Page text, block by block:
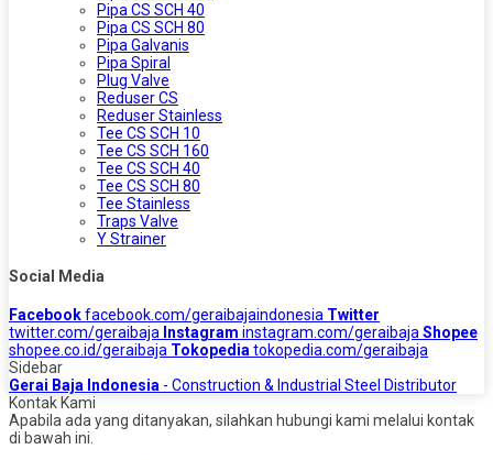
Pipa CS SCH 40
Pipa CS SCH 80
Pipa Galvanis
Pipa Spiral
Plug Valve
Reduser CS
Reduser Stainless
Tee CS SCH 10
Tee CS SCH 160
Tee CS SCH 40
Tee CS SCH 80
Tee Stainless
Traps Valve
Y Strainer
Social Media
Facebookfacebook.com/geraibajaindonesia Twitter
twitter.com/geraibaja Instagram instagram.com/geraibaja Shopee
shopee.co.id/geraibaja Tokopedia tokopedia.com/geraibaja
Sidebar
Gerai Baja Indonesia - Construction & Industrial Steel Distributor
Kontak Kami
Apabila ada yang ditanyakan, silahkan hubungi kami melalui kontak
di bawah ini.